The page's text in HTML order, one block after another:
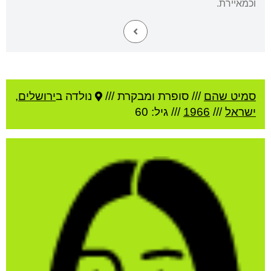
וכמאיירת.
סמיט שהם /// סופרת ומבקרת /// נולדה בירושלים,
ישראל///
1966 /// גיל: 60